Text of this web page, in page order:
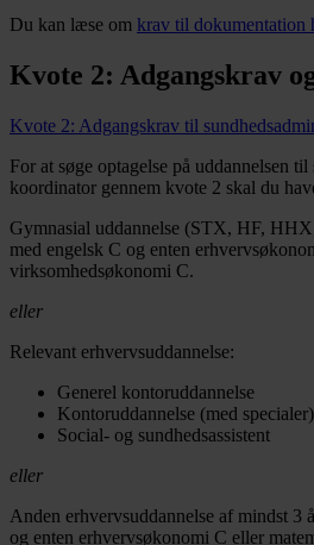
Du kan læse om krav til dokumentation
Kvote 2: Adgangskrav
Kvote 2: Adgangskrav til
For at søge optagelse på uddannelsen
koordinator gennem kvote 2 skal du
Gymnasial uddannelse (STX, HF,
med engelsk C og enten
virksomhedsøkonomi C.
eller
Relevant erhvervsuddannelse:
Generel kontoruddannelse
Kontoruddannelse (med specialer)
Social- og sundhedsassistent
eller
Anden erhvervsuddannelse af mindst 3
og enten erhvervsøkonomi C eller